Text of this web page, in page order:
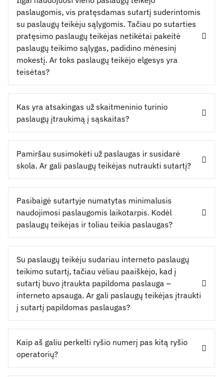
paslaugomis, vis pratęsdamas sutartį suderintomis
su paslaugų teikėju sąlygomis. Tačiau po sutarties
pratęsimo paslaugų teikėjas netikėtai pakeitė
paslaugų teikimo sąlygas, padidino mėnesinį
mokestį. Ar toks paslaugų teikėjo elgesys yra
teisėtas?
Kas yra atsakingas už skaitmeninio turinio
paslaugų įtraukimą į sąskaitas?
Pamiršau susimokėti už paslaugas ir susidarė
skola. Ar gali paslaugų teikėjas nutraukti sutartį?
Pasibaigė sutartyje numatytas minimalusis
naudojimosi paslaugomis laikotarpis. Kodėl
paslaugų teikėjas ir toliau teikia paslaugas?
Su paslaugų teikėju sudariau interneto paslaugų
teikimo sutartį, tačiau vėliau paaiškėjo, kad į
sutartį buvo įtraukta papildoma paslauga –
interneto apsauga. Ar gali paslaugų teikėjas įtraukti
į sutartį papildomas paslaugas?
Kaip aš galiu perkelti ryšio numerį pas kitą ryšio
operatorių?